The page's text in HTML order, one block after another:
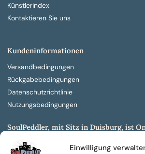
Einwilligung
Künstlerindex
Kontaktieren Sie uns
Kundeninformationen
Versandbedingungen
Rückgabebedingungen
Datenschutzrichtlinie
Nutzungsbedingungen
SoulPeddler, mit Sitz in Duisburg, ist
entwickelt aus dem SoulPeddler Vinyl-